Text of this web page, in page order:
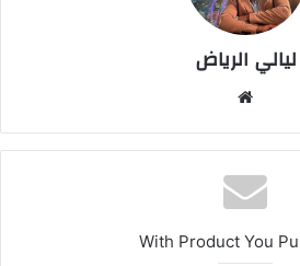
ليالي الرياض
الوي
ب
With Product You